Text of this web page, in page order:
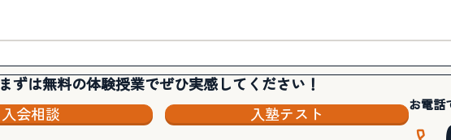
まずは無料の体験授業でぜひ実感してください！
入会相談
入塾テスト お電話